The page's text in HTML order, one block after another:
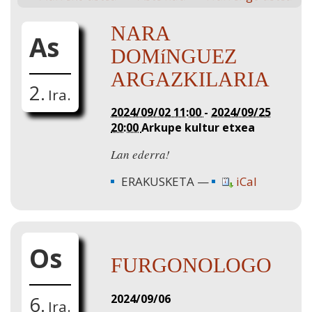
As
2. Ira.
NARA
DOMíNGUEZ
ARGAZKILARIA
2024/09/02 11:00 - 2024/09/25
20:00Arkupe kultur etxea
Lan ederra!
ERAKUSKETA
iCal
Os
6. Ira.
FURGONOLOGO
2024/09/06